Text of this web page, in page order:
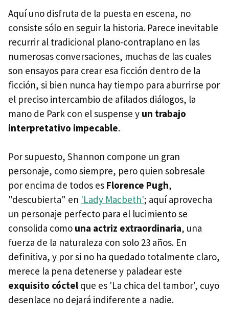
Aquí uno disfruta de la puesta en escena, no
consiste sólo en seguir la historia. Parece inevitable
recurrir al tradicional plano-contraplano en las
numerosas conversaciones, muchas de las cuales
son ensayos para crear esa ficción dentro de la
ficción, si bien nunca hay tiempo para aburrirse por
el preciso intercambio de afilados diálogos, la
mano de Park con el suspense y un trabajo
interpretativo impecable.
Por supuesto, Shannon compone un gran
personaje, como siempre, pero quien sobresale
por encima de todos es Florence Pugh,
"descubierta" en 'Lady Macbeth'; aquí aprovecha
un personaje perfecto para el lucimiento se
consolida como una actriz extraordinaria, una
fuerza de la naturaleza con solo 23 años. En
definitiva, y por si no ha quedado totalmente claro,
merece la pena detenerse y paladear este
exquisito cóctel que es 'La chica del tambor', cuyo
desenlace no dejará indiferente a nadie.